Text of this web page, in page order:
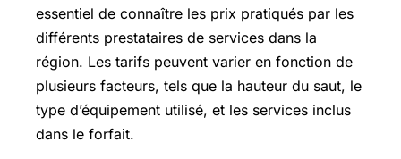
essentiel de connaître les prix pratiqués par les
différents prestataires de services dans la
région. Les tarifs peuvent varier en fonction de
plusieurs facteurs, tels que la hauteur du saut, le
type d’équipement utilisé, et les services inclus
dans le forfait.